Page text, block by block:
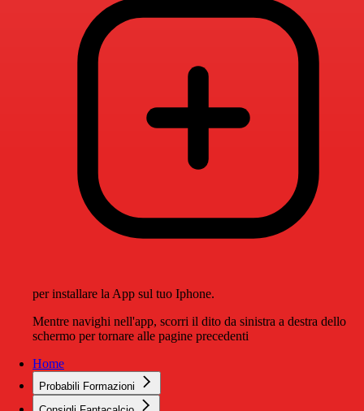
per installare la App sul tuo Iphone.
Mentre navighi nell'app, scorri il dito da sinistra a destra dello
schermo per tornare alle pagine precedenti
Home
Probabili Formazioni